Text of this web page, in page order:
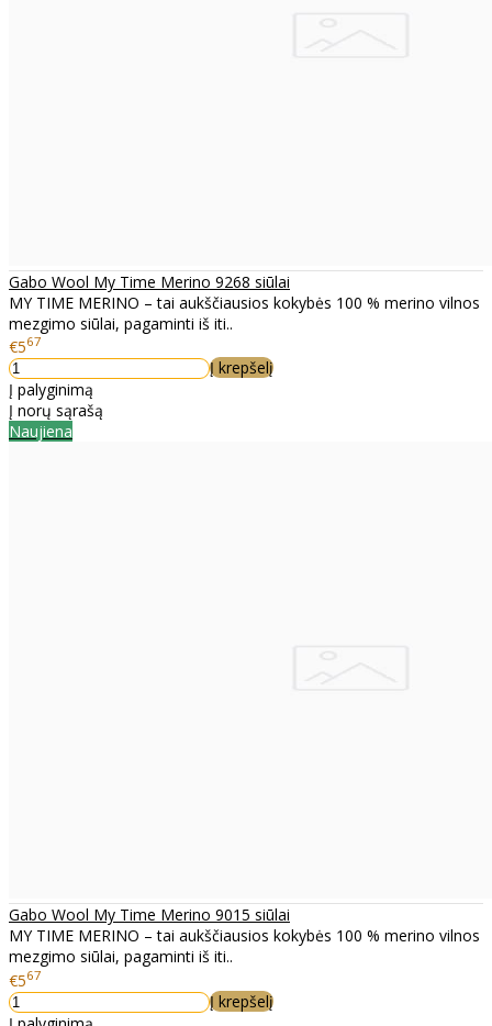
Gabo Wool My Time Merino 9268 siūlai
MY TIME MERINO – tai aukščiausios kokybės 100 % merino vilnos
mezgimo siūlai, pagaminti iš iti..
€567
Į krepšelį
Į palyginimą
Į norų sąrašą
Naujiena
Gabo Wool My Time Merino 9015 siūlai
MY TIME MERINO – tai aukščiausios kokybės 100 % merino vilnos
mezgimo siūlai, pagaminti iš iti..
€567
Į krepšelį